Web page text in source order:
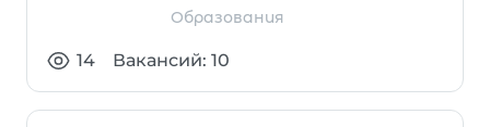
Образования
14 Вакансий: 10